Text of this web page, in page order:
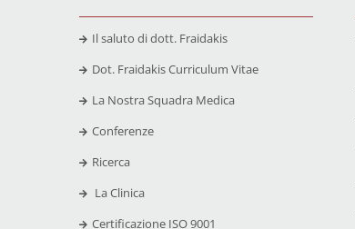
Il saluto di dott. Fraidakis
Dot. Fraidakis Curriculum Vitae
La Nostra Squadra Medica
Conferenze
Ricerca
La Clinica
Certificazione ISO 9001